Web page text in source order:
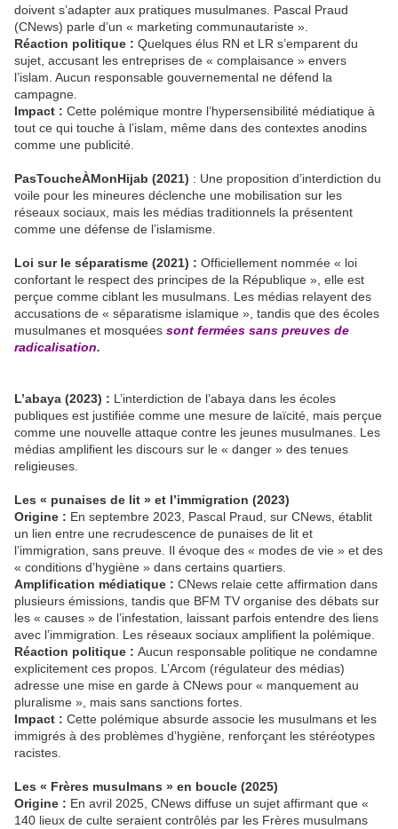
doivent s’adapter aux pratiques musulmanes. Pascal Praud
(CNews) parle d’un « marketing communautariste ».
Réaction politique : Quelques élus RN et LR s’emparent du
sujet, accusant les entreprises de « complaisance » envers
l’islam. Aucun responsable gouvernemental ne défend la
campagne.
Impact : Cette polémique montre l’hypersensibilité médiatique à
tout ce qui touche à l’islam, même dans des contextes anodins
comme une publicité.
PasToucheÀMonHijab (2021) : Une proposition d’interdiction du
voile pour les mineures déclenche une mobilisation sur les
réseaux sociaux, mais les médias traditionnels la présentent
comme une défense de l’islamisme.
Loi sur le séparatisme (2021) : Officiellement nommée « loi
confortant le respect des principes de la République », elle est
perçue comme ciblant les musulmans. Les médias relayent des
accusations de « séparatisme islamique », tandis que des écoles
musulmanes et mosquées sont fermées sans preuves de
radicalisation.
L’abaya (2023) : L’interdiction de l’abaya dans les écoles
publiques est justifiée comme une mesure de laïcité, mais perçue
comme une nouvelle attaque contre les jeunes musulmanes. Les
médias amplifient les discours sur le « danger » des tenues
religieuses.
Les « punaises de lit » et l’immigration (2023)
Origine : En septembre 2023, Pascal Praud, sur CNews, établit
un lien entre une recrudescence de punaises de lit et
l’immigration, sans preuve. Il évoque des « modes de vie » et des
« conditions d’hygiène » dans certains quartiers.
Amplification médiatique : CNews relaie cette affirmation dans
plusieurs émissions, tandis que BFM TV organise des débats sur
les « causes » de l’infestation, laissant parfois entendre des liens
avec l’immigration. Les réseaux sociaux amplifient la polémique.
Réaction politique : Aucun responsable politique ne condamne
explicitement ces propos. L’Arcom (régulateur des médias)
adresse une mise en garde à CNews pour « manquement au
pluralisme », mais sans sanctions fortes.
Impact : Cette polémique absurde associe les musulmans et les
immigrés à des problèmes d’hygiène, renforçant les stéréotypes
racistes.
Les « Frères musulmans » en boucle (2025)
Origine : En avril 2025, CNews diffuse un sujet affirmant que «
140 lieux de culte seraient contrôlés par les Frères musulmans